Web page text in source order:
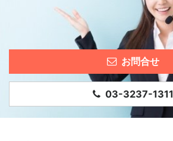
お問合せ
03-3237-1311